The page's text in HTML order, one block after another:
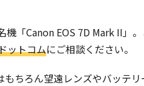
「Canon EOS 7D Mark II」
ットコムにご相談ください。
ちろん望遠レンズやバッテ